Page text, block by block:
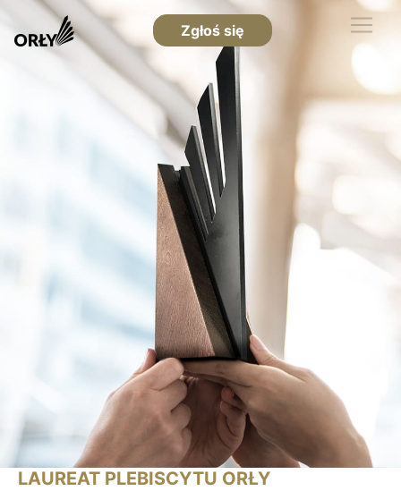
Zgłoś się
LAUREAT PLEBISCYTU ORŁY